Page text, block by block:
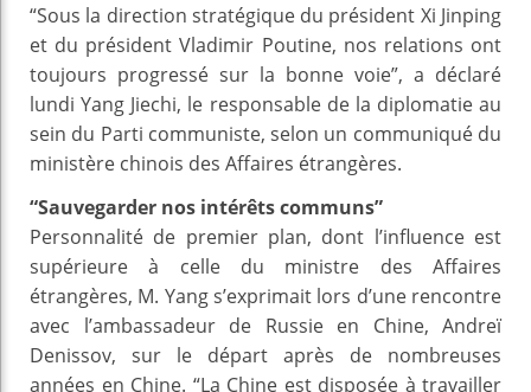
“Sous la direction stratégique du président Xi Jinping
et du président Vladimir Poutine, nos relations ont
toujours progressé sur la bonne voie”, a déclaré
lundi Yang Jiechi, le responsable de la diplomatie au
sein du Parti communiste, selon un communiqué du
ministère chinois des Affaires étrangères.
“Sauvegarder nos intérêts communs”
Personnalité de premier plan, dont l’influence est
supérieure à celle du ministre des Affaires
étrangères, M. Yang s’exprimait lors d’une rencontre
avec l’ambassadeur de Russie en Chine, Andreï
Denissov, sur le départ après de nombreuses
années en Chine. “La Chine est disposée à travailler